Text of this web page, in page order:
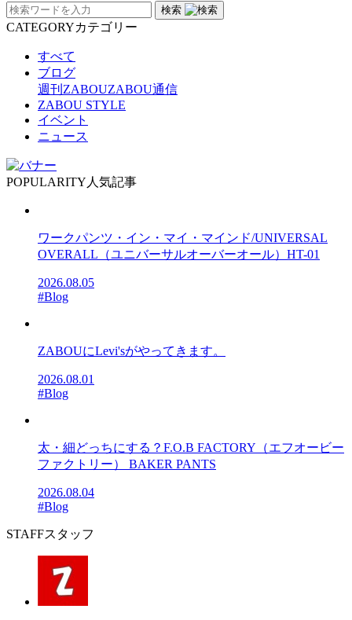
検索
CATEGORYカテゴリー
すべて
ブログ
週刊ZABOUZABOU通信
ZABOU STYLE
イベント
ニュース
POPULARITY 人気記事
ワークパンツ・イン・マイ・マインド/UNIVERSAL
OVERALL（ユニバーサルオーバーオール）HT-01
2026.08.05
#Blog
ZABOUにLevi'sがやってきます。
2026.08.01
#Blog
太・細どっちにする？F.O.B FACTORY（エフオービー
ファクトリー） BAKER PANTS
2026.08.04
#Blog
STAFFスタッフ